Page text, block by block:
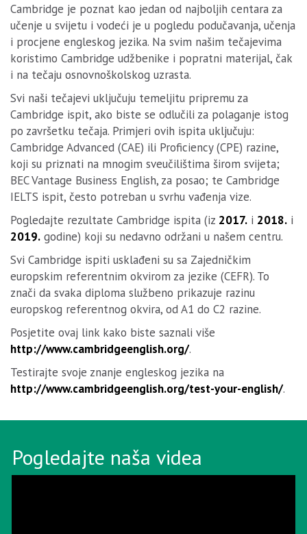
Cambridge je poznat kao jedan od najboljih centara za
učenje u svijetu i vodeći je u pogledu podučavanja, učenja
i procjene engleskog jezika. Na svim našim tečajevima
koristimo Cambridge udžbenike i popratni materijal, čak
i na tečaju osnovnoškolskog uzrasta.
Svi naši tečajevi uključuju temeljitu pripremu za
Cambridge ispit, ako biste se odlučili za polaganje istog
po završetku tečaja. Primjeri ovih ispita uključuju:
Cambridge Advanced (CAE) ili Proficiency (CPE) razine,
koji su priznati na mnogim sveučilištima širom svijeta;
BEC Vantage Business English, za posao; te Cambridge
IELTS ispit, često potreban u svrhu vađenja vize.
Pogledajte rezultate Cambridge ispita (iz 2017. i 2018. i
2019. godine) koji su nedavno održani u našem centru.
Svi Cambridge ispiti usklađeni su sa Zajedničkim
europskim referentnim okvirom za jezike (CEFR). To
znači da svaka diploma službeno prikazuje razinu
europskog referentnog okvira, od A1 do C2 razine.
Posjetite ovaj link kako biste saznali više
http://www.cambridgeenglish.org/.
Testirajte svoje znanje engleskog jezika na
http://www.cambridgeenglish.org/test-your-english/.
Pogledajte naša videa